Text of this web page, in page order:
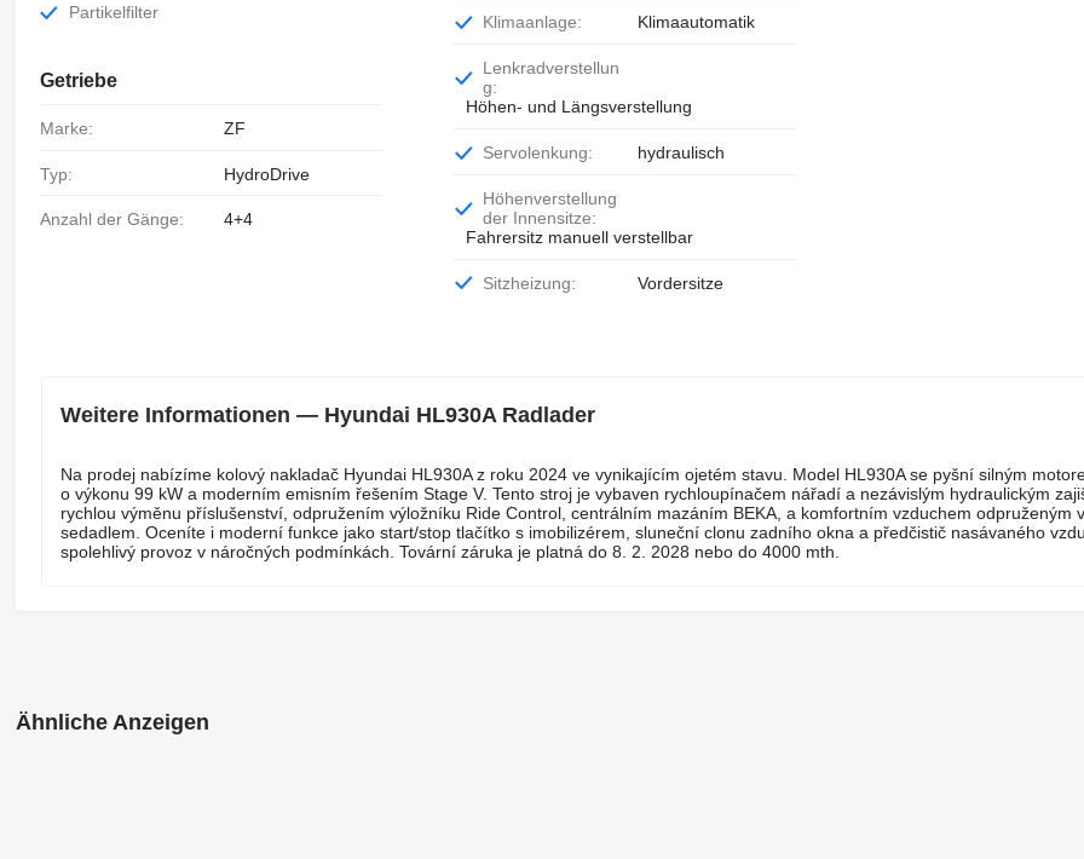
Partikelfilter
Getriebe
Marke: ZF
Typ: HydroDrive
Anzahl der Gänge: 4+4
Klimaanlage: Klimaautomatik
Lenkradverstellun
g:
Höhen- und Längsverstellung
Servolenkung: hydraulisch
Höhenverstellung
der Innensitze:
Fahrersitz manuell verstellbar
Sitzheizung: Vordersitze
Weitere Informationen — Hyundai HL930A Radlader
Na prodej nabízíme kolový nakladač Hyundai HL930A z roku 2024 ve vynikajícím ojetém stavu. Model HL930A se pyšní silným
o výkonu 99 kW a moderním emisním řešením Stage V. Tento stroj je vybaven rychloupínačem nářadí a nezávislým hydraulickým
rychlou výměnu příslušenství, odpružením výložníku Ride Control, centrálním mazáním BEKA, a komfortním vzduchem odpruženým
sedadlem. Oceníte i moderní funkce jako start/stop tlačítko s imobilizérem, sluneční clonu zadního okna a předčistič nasávaného
spolehlivý provoz v náročných podmínkách. Tovární záruka je platná do 8. 2. 2028 nebo do 4000 mth.
Ähnliche Anzeigen